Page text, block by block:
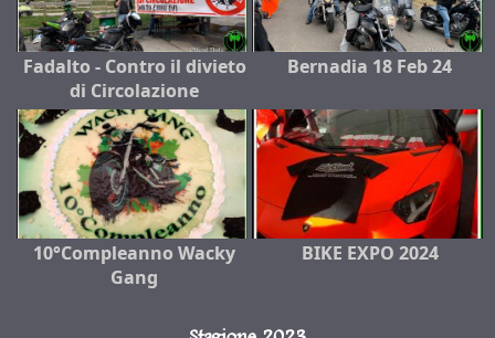
Fadalto - Contro il divieto
di Circolazione
Bernadia 18 Feb 24
10°Compleanno Wacky
Gang
BIKE EXPO 2024